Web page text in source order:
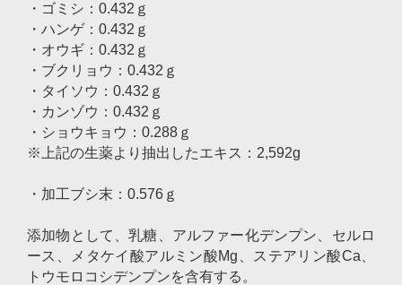
・ゴミシ：0.432ｇ
・ハンゲ：0.432ｇ
・オウギ：0.432ｇ
・ブクリョウ：0.432ｇ
・タイソウ：0.432ｇ
・カンゾウ：0.432ｇ
・ショウキョウ：0.288ｇ
※上記の生薬より抽出したエキス：2,592g
・加工ブシ末：0.576ｇ
添加物として、乳糖、アルファー化デンプン、セルロ
ース、メタケイ酸アルミン酸Mg、ステアリン酸Ca、
トウモロコシデンプンを含有する。